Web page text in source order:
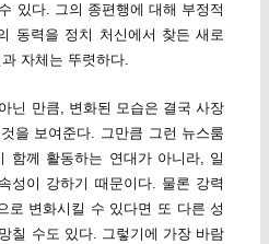
있다. 그의 종편행에 대해 부정적
동력을 정치 처신에서 찾든 새로
자체는 뚜렷하다.
닌 만큼, 변화된 모습은 결국 사장
을 보여준다. 그만큼 그런 뉴스룸
함께 활동하는 연대가 아니라, 일
성이 강하기 때문이다. 물론 강력
로 변화시킬 수 있다면 또 다른 성
칠 수도 있다. 그렇기에 가장 바람